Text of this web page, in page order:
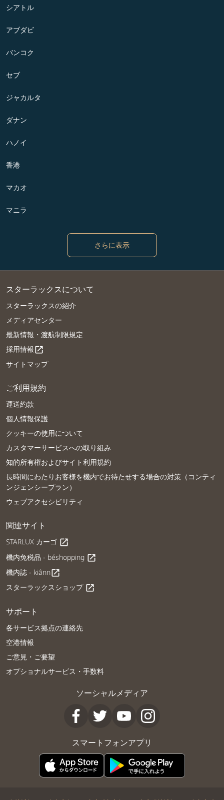
シアトル
アブダビ
バンコク
セブ
ジャカルタ
ダナン
ハノイ
香港
マカオ
マニラ
さらに表示
スターラックスについて
スターラックスの紹介
メディアセンター
最新情報・渡航制限規定
採用情報open_in_new
サイトマップ
ご利用規約
運送約款
個人情報保護
クッキーの使用について
カスタマーサービスへの取り組み
知的所有権およびサイト利用規約
長時間にわたりお客様を機内でお待たせする場合の対策（コンティ
ンジェンシープラン）
ウェブアクセシビリティ
関連サイト
STARLUX カーゴ open_in_new
機内免税品 - béshopping open_in_new
機内誌 - kiânnopen_in_new
スターラックスショップ open_in_new
サポート
各サービス拠点の連絡先
空港情報
ご意見・ご要望
オプショナルサービス・手数料
ソーシャルメディア
スマートフォンアプリ